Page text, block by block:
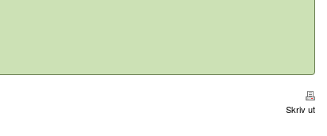
Skriv ut